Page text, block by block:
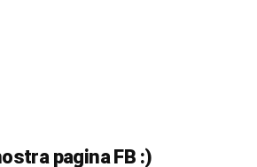
pagina FB :)